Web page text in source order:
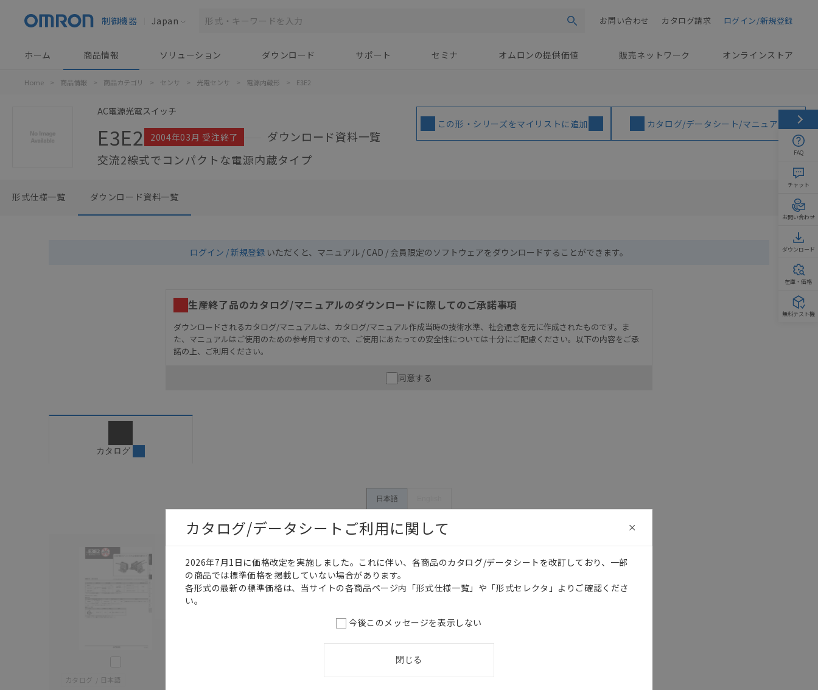
制御機器 Japan 検索 ログイン/新規登録
カタログ請求
お問い合わせ
ホーム 商品情報 ソリューション ダウンロード サポート セミナ オムロンの提供価値 販売ネットワーク オンラインストア
Home > 商品情報 > 商品カテゴリ > センサ > 光電センサ > 電源内蔵形 > E3E2
AC電源光電スイッチ
E3E2 2004年03月 受注終了
ダウンロード資料一覧
交流2線式でコンパクトな電源内蔵タイプ
この形・シリーズをマイリストに追加 カタログ/データシート/マニュアル
形式仕様一覧 ダウンロード資料一覧
ログイン / 新規登録 いただくと、マニュアル / CAD / 会員限定のソフトウェアをダウンロードすることができます。
生産終了品のカタログ/マニュアルのダウンロードに際してのご承諾事項
ダウンロードされるカタログ/マニュアルは、カタログ/マニュアル作成当時の技術水準、社会通念を元に作成されたものです。ま
た、マニュアルはご使用のための参考用ですので、ご使用にあたっての安全性については十分にご配慮ください。以下の内容をご承
諾の上、ご利用ください。
お客様が本製品を人命や財産に重大な危険を及ぼすような用途に使用される場合には、システム全体として危険を知らせたり、冗
長設計により必要な安全性を確保できるよう設計されていること、および本製品が全体の中で意図した用途に対して適切に配電・
カタログ/マニュアルに記載されているアプリケーション事例は参考用ですので、ご採用に際しては機器・装置の機能や安全性を
同意する
カタログ
日本語
カタログ 日本語
FAQ
チャット
お問い合わせ
ダウンロード
在庫・価格
無料テスト機
カタログ/データシートご利用に関して
2026年7月1日に価格改定を実施しました。これに伴い、各商品のカタログ/データシートを改訂しており、一部
の商品では標準価格を掲載していない場合があります。
各形式の最新の標準価格は、当サイトの各商品ページ内「形式仕様一覧」や「形式セレクタ」よりご確認くださ
い。
今後このメッセージを表示しない
閉じる